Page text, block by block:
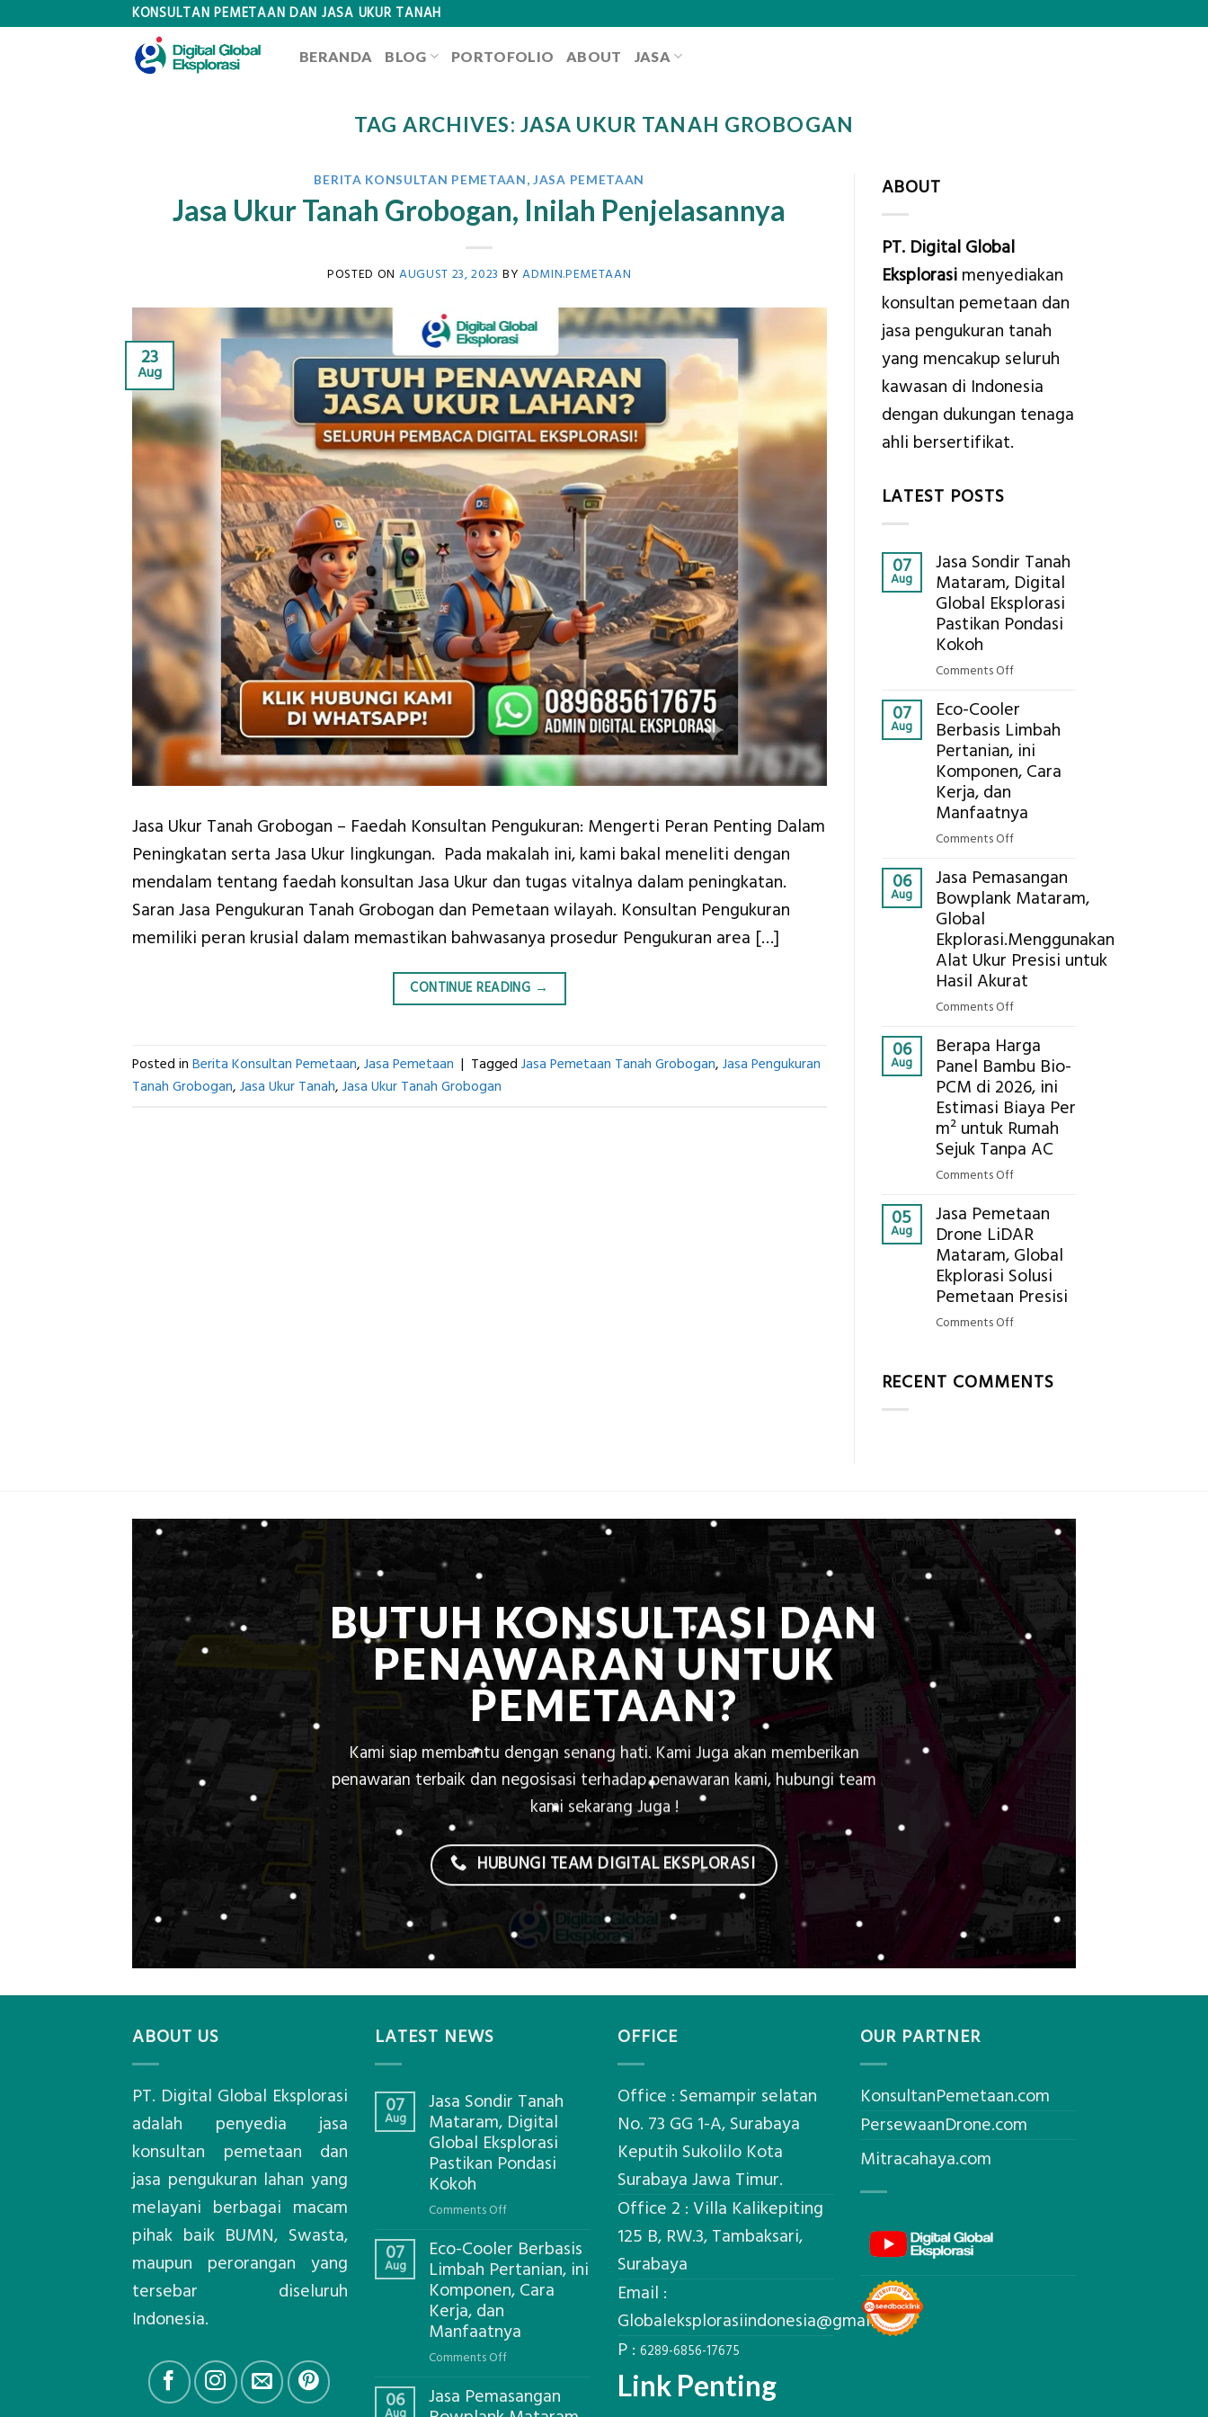
KONSULTAN PEMETAAN DAN JASA UKUR TANAH
BERANDA BLOG PORTOFOLIO ABOUT JASA
TAG ARCHIVES: JASA UKUR TANAH GROBOGAN
BERITA KONSULTAN PEMETAAN,JASA PEMETAAN
Jasa Ukur Tanah Grobogan, Inilah Penjelasannya
POSTED ON AUGUST 23, 2023 BY ADMIN.PEMETAAN
23
Aug
Jasa Ukur Tanah Grobogan – Faedah Konsultan Pengukuran: Mengerti Peran Penting Dalam
Peningkatan serta Jasa Ukur lingkungan. Pada makalah ini, kami bakal meneliti dengan
mendalam tentang faedah konsultan Jasa Ukur dan tugas vitalnya dalam peningkatan.
Saran Jasa Pengukuran Tanah Grobogan dan Pemetaan wilayah. Konsultan Pengukuran
memiliki peran krusial dalam memastikan bahwasanya prosedur Pengukuran area […]
CONTINUE READING →
Posted in Berita Konsultan Pemetaan, Jasa Pemetaan | Tagged Jasa Pemetaan Tanah Grobogan, Jasa Pengukuran
Tanah Grobogan, Jasa Ukur Tanah, Jasa Ukur Tanah Grobogan
ABOUT
PT. Digital Global
Eksplorasimenyediakan
konsultan pemetaan dan
jasa pengukuran tanah
yang mencakup seluruh
kawasan di Indonesia
dengan dukungan tenaga
ahli bersertifikat.
LATEST POSTS
07
Aug
Jasa Sondir Tanah
Mataram, Digital
Global Eksplorasi
Pastikan Pondasi
Kokoh
Comments Offon
Sondir
Tanah
Mataram,
Digital
Eksplorasi
Pastikan
07
Aug
Eco-Cooler
Berbasis Limbah
Pertanian, ini
Komponen, Cara
Kerja, dan
Manfaatnya
Comments Offon
Cooler
Berbasis
Pertanian,
ini
Komponen,
Manfaatnya
06
Aug
Jasa Pemasangan
Bowplank Mataram,
Global
Ekplorasi.Menggunakan
Alat Ukur Presisi untuk
Hasil Akurat
Comments Offon
Pemasangan
Bowplank
Mataram,
Global
Ekplorasi.Menggunakan
Alat
untuk
Hasil
Akurat
06
Aug
Berapa Harga
Panel Bambu Bio-
PCM di 2026, ini
Estimasi Biaya Per
m² untuk Rumah
Sejuk Tanpa AC
Comments Offon
Harga
Panel
Bambu
Bio-
PCM
Estimasi
Biaya
05
Aug
Jasa Pemetaan
Drone LiDAR
Mataram, Global
Ekplorasi Solusi
Pemetaan Presisi
Comments Offon
Drone
Presisi
RECENT COMMENTS
BUTUH KONSULTASI DAN
PENAWARAN UNTUK
PEMETAAN?
Kami siap membantu dengan senang hati. Kami Juga akan memberikan
penawaran terbaik dan negosisasi terhadap penawaran kami, hubungi team
kami sekarang Juga !
HUBUNGI TEAM DIGITAL EKSPLORASI
ABOUT US
PT. Digital Global Eksplorasi
adalah penyedia jasa
konsultan pemetaan dan
jasa pengukuran lahan yang
melayani berbagai macam
pihak baik BUMN, Swasta,
maupun perorangan yang
tersebar diseluruh
Indonesia.
LATEST NEWS
07
Aug
Jasa Sondir Tanah
Mataram, Digital
Global Eksplorasi
Pastikan Pondasi
Kokoh
Comments Offon
Sondir
Tanah
Mataram,
Global
Kokoh
07
Aug
Eco-Cooler Berbasis
Limbah Pertanian, ini
Komponen, Cara
Kerja, dan
Manfaatnya
Comments Offon
Cooler
06
Aug
Jasa Pemasangan
OFFICE
Office : Semampir selatan
No. 73 GG 1-A, Surabaya
Keputih Sukolilo Kota
Surabaya Jawa Timur.
Office 2 : Villa Kalikepiting
125 B, RW.3, Tambaksari,
Surabaya
Email :
Globaleksplorasiindonesia@gmail.com
P : 6289-6856-17675
Link Penting
OUR PARTNER
KonsultanPemetaan.com
PersewaanDrone.com
Mitracahaya.com